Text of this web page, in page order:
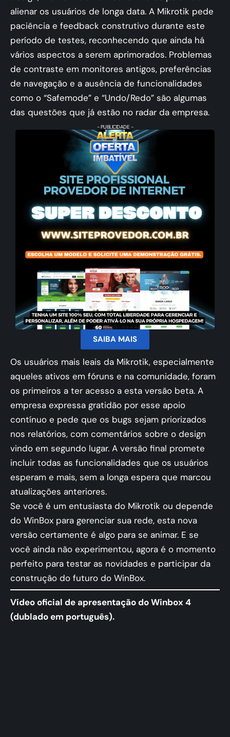
alienar os usuários de longa data. A Mikrotik pede
paciência e feedback construtivo durante este
período de testes, reconhecendo que ainda há
vários aspectos a serem aprimorados. Problemas
de contraste em monitores antigos, preferências
de navegação e a ausência de funcionalidades
como o “Safemode” e “Undo/Redo” são algumas
das questões que já estão no radar da empresa.
- PUBLICIDADE -
SAIBA MAIS
Os usuários mais leais da Mikrotik, especialmente
aqueles ativos em fóruns e na comunidade, foram
os primeiros a ter acesso a esta versão beta. A
empresa expressa gratidão por esse apoio
contínuo e pede que os bugs sejam priorizados
nos relatórios, com comentários sobre o design
vindo em segundo lugar. A versão final promete
incluir todas as funcionalidades que os usuários
esperam e mais, sem a longa espera que marcou
atualizações anteriores.
Se você é um entusiasta do Mikrotik ou depende
do WinBox para gerenciar sua rede, esta nova
versão certamente é algo para se animar. E se
você ainda não experimentou, agora é o momento
perfeito para testar as novidades e participar da
construção do futuro do WinBox.
Vídeo oficial de apresentação do Winbox 4
(dublado em português).